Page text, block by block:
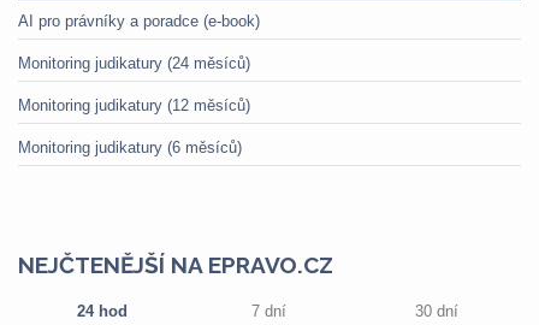
AI pro právníky a poradce (e-book)
Monitoring judikatury (24 měsíců)
Monitoring judikatury (12 měsíců)
Monitoring judikatury (6 měsíců)
NEJČTENĚJŠÍ NA EPRAVO.CZ
24 hod 7 dní 30 dní